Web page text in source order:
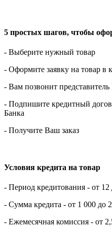
5 простых шагов, чтобы
- Выберите нужный товар
- Оформите заявку на товар в
- Вам позвонит представитель
- Подпишите кредитный
Банка
- Получите Ваш заказ
Условия кредита на товар
- Период кредитования - от 12
- Сумма кредита - от 1 000 до
- Ежемесячная комиссия - от